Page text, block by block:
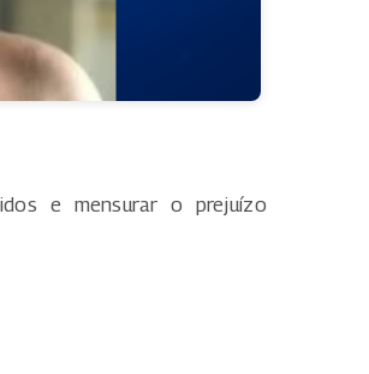
e mensurar o prejuízo